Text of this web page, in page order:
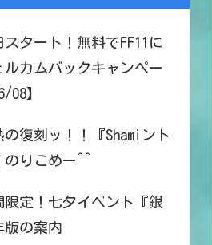
スタート！無料でFF11に
ルカムバックキャンペー
08】
の復刻ッ！！『Shamiント
りこめー^^
限定！七夕イベント『銀
版の案内